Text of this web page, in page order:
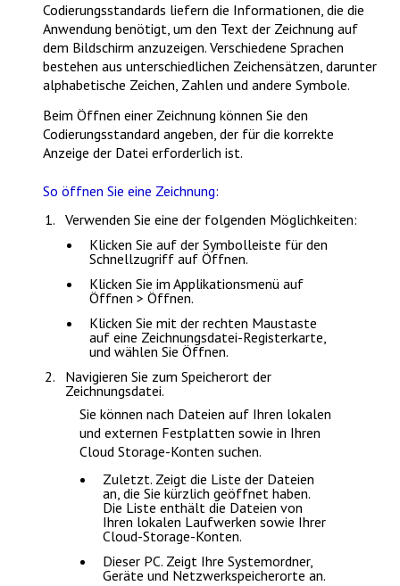
Codierungsstandards liefern die Informationen, die die
Anwendung benötigt, um den Text der Zeichnung auf
dem Bildschirm anzuzeigen. Verschiedene Sprachen
bestehen aus unterschiedlichen Zeichensätzen, darunter
alphabetische Zeichen, Zahlen und andere Symbole.
Beim Öffnen einer Zeichnung können Sie den
Codierungsstandard angeben, der für die korrekte
Anzeige der Datei erforderlich ist.
So öffnen Sie eine Zeichnung:
Verwenden Sie eine der folgenden Möglichkeiten:
Klicken Sie auf derSymbolleiste für den
Schnellzugriff aufÖffnen.
Klicken Sie im Applikationsmenü auf
Öffnen > Öffnen.
Klicken Sie mit der rechten Maustaste
auf eine Zeichnungsdatei-Registerkarte,
und wählen SieÖffnen.
Navigieren Sie zum Speicherort der
Zeichnungsdatei.
Sie können nach Dateien auf Ihren lokalen
und externen Festplatten sowie in Ihren
Cloud Storage-Konten suchen.
Zuletzt. Zeigt die Liste der Dateien
an, die Sie kürzlich geöffnet haben.
Die Liste enthält die Dateien von
Ihren lokalen Laufwerken sowie Ihrer
Cloud-Storage-Konten.
Dieser PC. Zeigt Ihre Systemordner,
Geräte und Netzwerkspeicherorte an.